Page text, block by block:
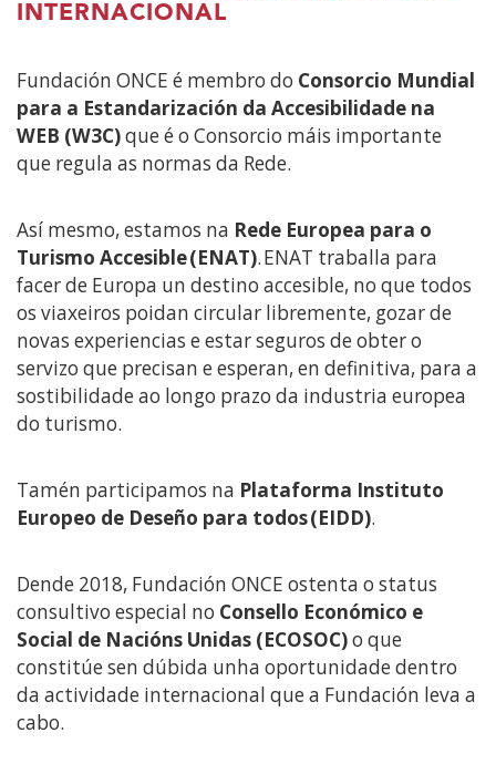
INTERNACIONAL
Fundación ONCE é membro do Consorcio Mundial
para a Estandarización da Accesibilidade na
WEB (W3C)que é o Consorcio máis importante
que regula as normas da Rede.
Así mesmo, estamos na Rede Europea para o
Turismo Accesible (ENAT). ENAT traballa para
facer de Europa un destino accesible, no que todos
os viaxeiros poidan circular libremente, gozar de
novas experiencias e estar seguros de obter o
servizo que precisan e esperan, en definitiva, para a
sostibilidade ao longo prazo da industria europea
do turismo.
Tamén participamos na Plataforma Instituto
Europeo de Deseño para todos (EIDD).
Dende 2018, Fundación ONCE ostenta o status
consultivo especial no Consello Económico e
Social de Nacións Unidas (ECOSOC)o que
constitúe sen dúbida unha oportunidade dentro
da actividade internacional que a Fundación leva a
cabo.